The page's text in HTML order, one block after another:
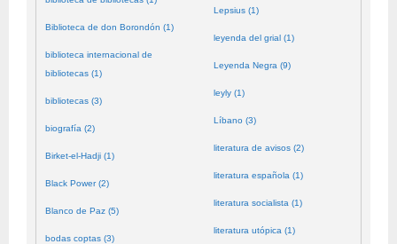
Biblioteca de don Borondón (1)
biblioteca internacional de
bibliotecas (1)
bibliotecas (3)
biografía (2)
Birket-el-Hadji (1)
Black Power (2)
Blanco de Paz (5)
bodas coptas (3)
Lepsius (1)
leyenda del grial (1)
Leyenda Negra (9)
leyly (1)
Líbano (3)
literatura de avisos (2)
literatura española (1)
literatura socialista (1)
literatura utópica (1)